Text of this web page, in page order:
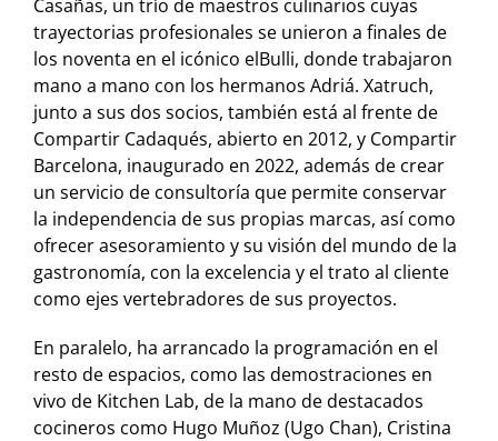
Casañas, un trío de maestros culinarios cuyas
trayectorias profesionales se unieron a finales de
los noventa en el icónico elBulli, donde trabajaron
mano a mano con los hermanos Adriá. Xatruch,
junto a sus dos socios, también está al frente de
Compartir Cadaqués, abierto en 2012, y Compartir
Barcelona, inaugurado en 2022, además de crear
un servicio de consultoría que permite conservar
la independencia de sus propias marcas, así como
ofrecer asesoramiento y su visión del mundo de la
gastronomía, con la excelencia y el trato al cliente
como ejes vertebradores de sus proyectos.
En paralelo, ha arrancado la programación en el
resto de espacios, como las demostraciones en
vivo de Kitchen Lab, de la mano de destacados
cocineros como Hugo Muñoz (Ugo Chan), Cristina